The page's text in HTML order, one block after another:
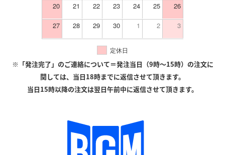
20 21 22 23 24 25 26
27 28 29 30 1 2 3
定休日
※「発注完了」のご連絡について＝発注当日（9時〜15時）の注文に
関しては、当日18時までに返信させて頂きます。
当日15時以降の注文は翌日午前中に返信させて頂きます。